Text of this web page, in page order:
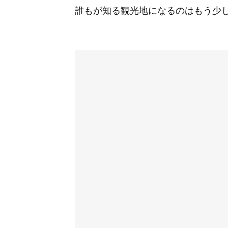
誰もが知る観光地になるのはもう少